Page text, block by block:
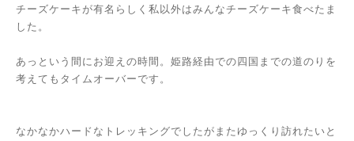
チーズケーキが有名らしく私以外はみんなチーズケーキ食べたま
した。
あっという間にお迎えの時間。姫路経由での四国までの道のりを
考えてもタイムオーバーです。
なかなかハードなトレッキングでしたがまたゆっくり訪れたいと